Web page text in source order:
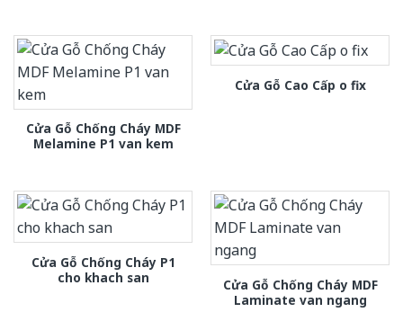
Cửa Gỗ Chống Cháy MDF
Melamine P1 van kem
Cửa Gỗ Cao Cấp o fix
Cửa Gỗ Chống Cháy P1
cho khach san
Cửa Gỗ Chống Cháy MDF
Laminate van ngang